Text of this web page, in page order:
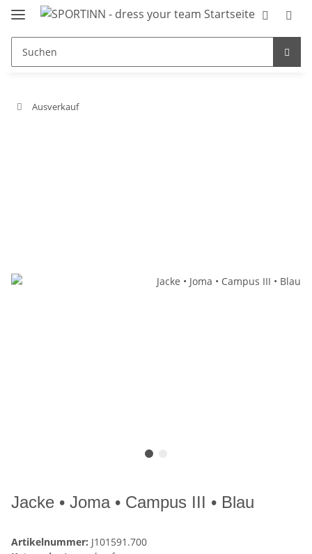
Ausverkauf
Jacke • Joma • Campus III • Blau
Artikelnummer: J101591.700